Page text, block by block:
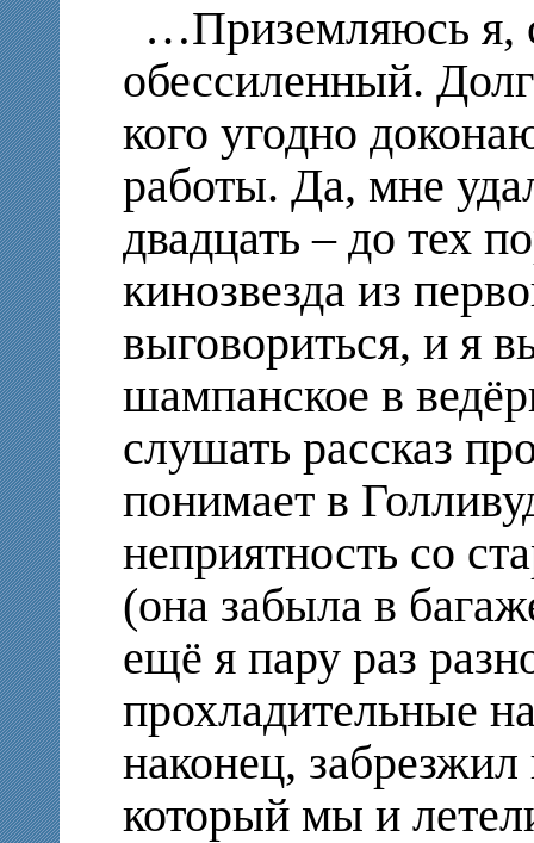
…Приземляюсь я,
обессиленный.
кого угодно
работы. Да, мне
двадцать – до тех
кинозвезда из
выговориться, и я
шампанское в
слушать рассказ
понимает в
неприятность со
(она забыла в
ещё я пару раз
прохладительные
наконец, забрезжил
который мы и